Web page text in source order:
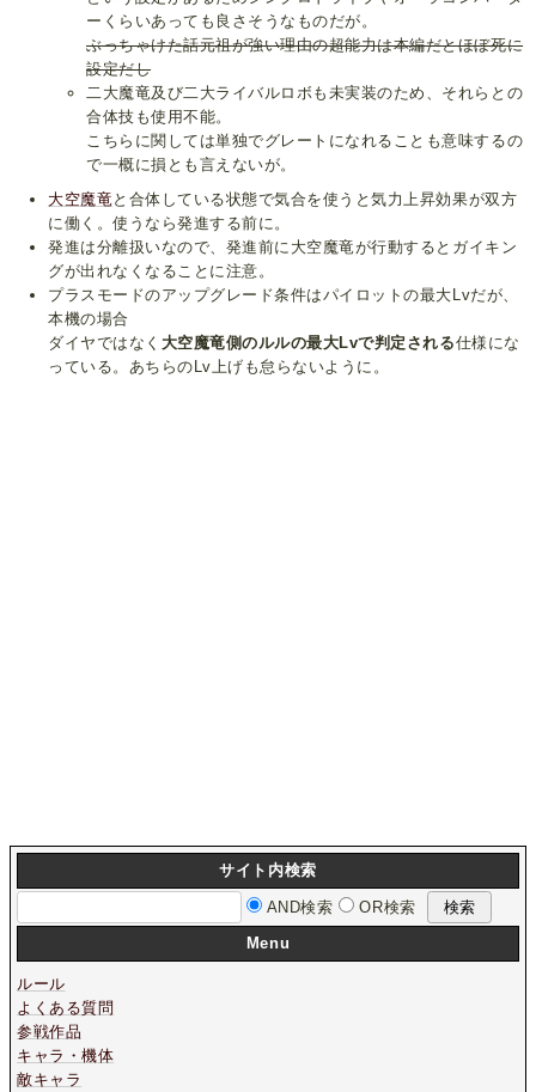
ーくらいあっても良さそうなものだが。
ぶっちゃけた話元祖が強い理由の超能力は本編だとほぼ死に
設定だし
二大魔竜及び二大ライバルロボも未実装のため、それらとの
合体技も使用不能。
こちらに関しては単独でグレートになれることも意味するの
で一概に損とも言えないが。
大空魔竜 と合体している状態で気合を使うと気力上昇効果が双方
に働く。使うなら発進する前に。
発進は分離扱いなので、発進前に大空魔竜が行動するとガイキン
グが出れなくなることに注意。
プラスモードのアップグレード条件はパイロットの最大Lvだが、
本機の場合
ダイヤではなく 大空魔竜側のルルの最大Lvで判定される仕様にな
っている。あちらのLv上げも怠らないように。
サイト内検索
AND検索
OR検索
Menu
ルール
よくある質問
参戦作品
キャラ・機体
敵キャラ